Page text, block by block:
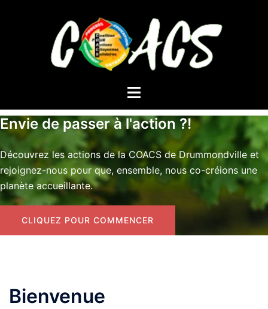
Ouvrir/fermer
menu
Envie de passer à l'action ?!
Découvrez les actions de la COACS de Drummondville et
rejoignez-nous pour que, ensemble, nous co-créions une
planète accueillante.
CLIQUEZ POUR COMMENCER
Bienvenue